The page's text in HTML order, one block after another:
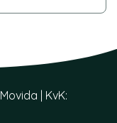
Movida | KvK: